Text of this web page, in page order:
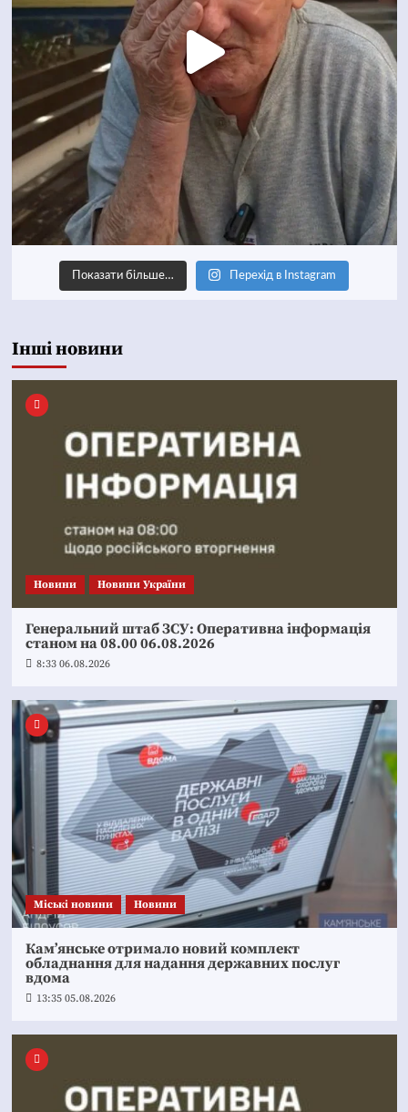
Показати більше… Перехід в Instagram
Інші новини
Новини Новини України
Генеральний штаб ЗСУ: Оперативна інформація
станом на 08.00 06.08.2026
8:33 06.08.2026
Mіські новини Новини
Кам’янське отримало новий комплект
обладнання для надання державних послуг
вдома
13:35 05.08.2026